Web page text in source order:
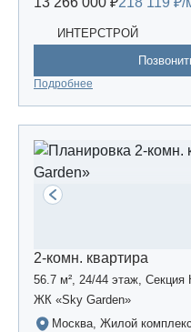
ИНТЕРСТРОЙ
Подробнее
2-комн. квартира
56.7 м², 24/44 этаж, Секция
ЖК «Sky Garden»
Москва, Жилой